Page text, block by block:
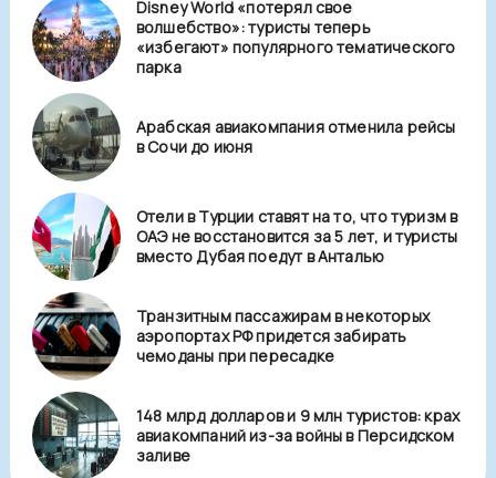
Disney World «потерял свое
волшебство»: туристы теперь
«избегают» популярного тематического
парка
Арабская авиакомпания отменила рейсы
в Сочи до июня
Отели в Турции ставят на то, что туризм в
ОАЭ не восстановится за 5 лет, и туристы
вместо Дубая поедут в Анталью
Транзитным пассажирам в некоторых
аэропортах РФ придется забирать
чемоданы при пересадке
148 млрд долларов и 9 млн туристов: крах
авиакомпаний из-за войны в Персидском
заливе